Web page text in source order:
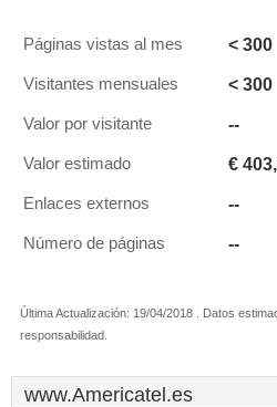
Páginas vistas al mes < 300
Visitantes mensuales < 300
Valor por visitante --
Valor estimado €
Enlaces externos --
Número de páginas --
Última Actualización: 19/04/2018 . Datos
responsabilidad.
www.Americatel.es